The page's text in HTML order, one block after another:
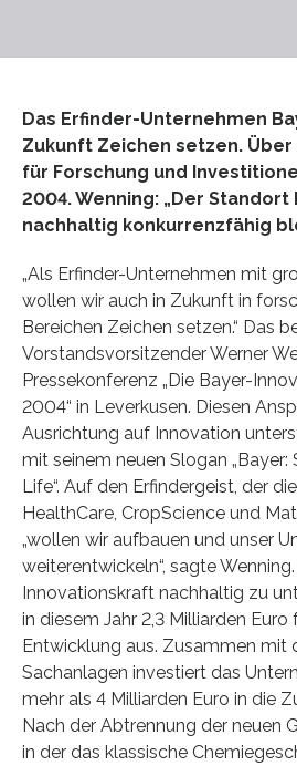
Das Erfinder-Unternehmen
Zukunft Zeichen setzen. Über
für Forschung und
2004. Wenning: „Der
nachhaltig konkurrenzfähig
„Als Erfinder-Unternehmen mit
wollen wir auch in Zukunft in
Bereichen Zeichen setzen.“ Das
Vorstandsvorsitzender Werner
Pressekonferenz „Die Bayer-
2004“ in Leverkusen. Diesen
Ausrichtung auf Innovation
mit seinem neuen Slogan
Life“. Auf den Erfindergeist, der
HealthCare, CropScience und
„wollen wir aufbauen und unser
weiterentwickeln“, sagte
Innovationskraft nachhaltig zu
in diesem Jahr 2,3 Milliarden
Entwicklung aus. Zusammen mit
Sachanlagen investiert das
mehr als 4 Milliarden Euro in die
Nach der Abtrennung der neuen
in der das klassische